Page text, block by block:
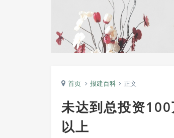
首页 报建百科 正文
未达到总投资
以上